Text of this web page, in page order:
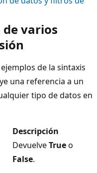
varios
de la sintaxis
una referencia a un
tipo de datos en
Descripción
DevuelveTrueo
False.